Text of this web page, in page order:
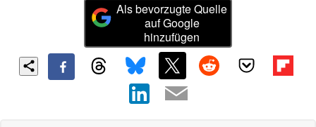
Als bevorzugte Quelle
auf Google
hinzufügen